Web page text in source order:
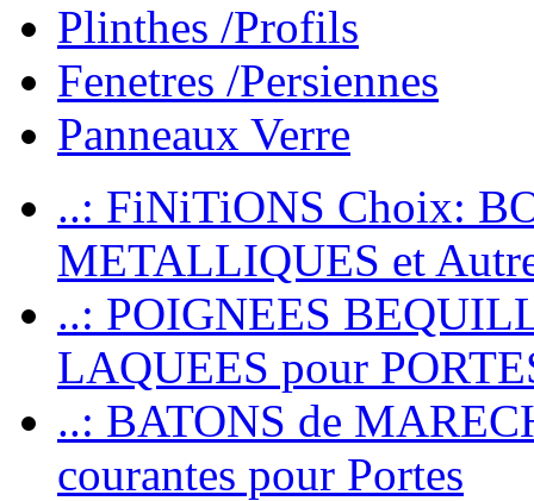
Plinthes /Profils
Fenetres /Persiennes
Panneaux Verre
..: FiNiTiONS Choix:
METALLIQUES et
..: POIGNEES
LAQUEES pour
..: BATONS de
courantes pour Portes